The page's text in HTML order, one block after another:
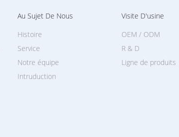
Au Sujet De Nous
Intruduction
Histoire
Service
Notre équipe
Visite D'usine
Ligne de produits
OEM / ODM
R & D